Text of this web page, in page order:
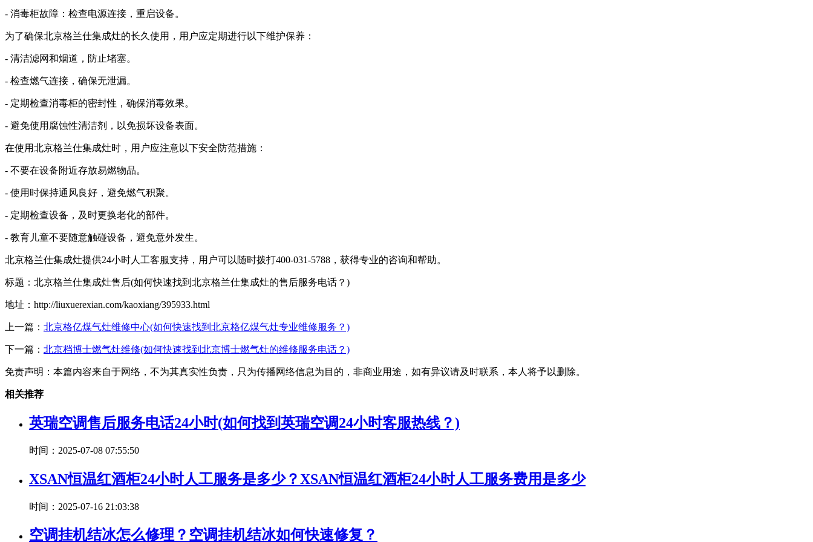
- 消毒柜故障：检查电源连接，重启设备。
为了确保北京格兰仕集成灶的长久使用，用户应定期进行以下维护保养：
- 清洁滤网和烟道，防止堵塞。
- 检查燃气连接，确保无泄漏。
- 定期检查消毒柜的密封性，确保消毒效果。
- 避免使用腐蚀性清洁剂，以免损坏设备表面。
在使用北京格兰仕集成灶时，用户应注意以下安全防范措施：
- 不要在设备附近存放易燃物品。
- 使用时保持通风良好，避免燃气积聚。
- 定期检查设备，及时更换老化的部件。
- 教育儿童不要随意触碰设备，避免意外发生。
北京格兰仕集成灶提供24小时人工客服支持，用户可以随时拨打400-031-5788，获得专业的咨询和帮助。
标题：北京格兰仕集成灶售后(如何快速找到北京格兰仕集成灶的售后服务电话？)
地址：http://liuxuerexian.com/kaoxiang/395933.html
上一篇： 北京格亿煤气灶维修中心(如何快速找到北京格亿煤气灶专业维修服务？)
下一篇： 北京档博士燃气灶维修(如何快速找到北京博士燃气灶的维修服务电话？)
免责声明：本篇内容来自于网络，不为其真实性负责，只为传播网络信息为目的，非商业用途，如有异议请及时联系，本人将予以删除。
相关推荐
英瑞空调售后服务电话24小时(如何找到英瑞空调24小时客服热线？)
时间：2025-07-08 07:55:50
XSAN恒温红酒柜24小时人工服务是多少？XSAN恒温红酒柜24小时人工服务费用是多少
时间：2025-07-16 21:03:38
空调挂机结冰怎么修理？空调挂机结冰如何快速修复？